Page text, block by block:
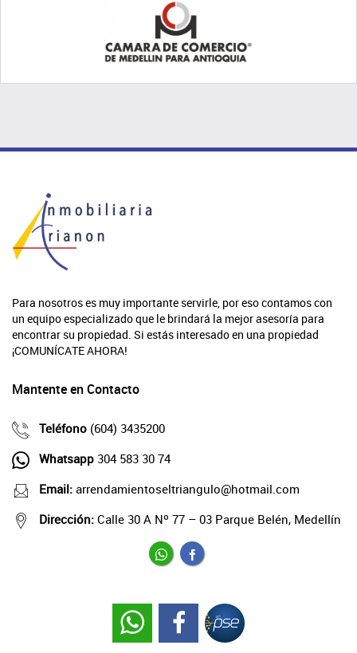
Para nosotros es muy importante servirle, por eso contamos con
un equipo especializado que le brindará la mejor asesoría para
encontrar su propiedad. Si estás interesado en una propiedad
¡COMUNÍCATE AHORA!
Mantente en Contacto
Teléfono (604) 3435200
Whatsapp 304 583 30 74
Email: arrendamientoseltriangulo@hotmail.com
Dirección: Calle 30 A Nº 77 – 03 Parque Belén, Medellín